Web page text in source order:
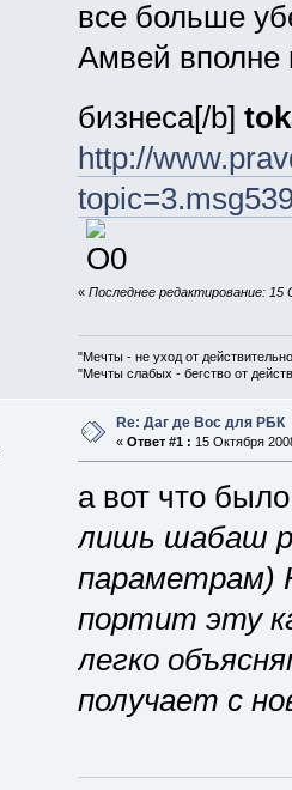
все больше
Амвей вполне
бизнеса[/b]
http://
« Последнее редактирование:
"Мечты - не уход от
"Мечты слабых - бегство от
Re: Даг де Вос для РБК
« Ответ #1 : 15 Октября
а вот что
лишь шабаш
параметрам)
портит эту
легко
получает с